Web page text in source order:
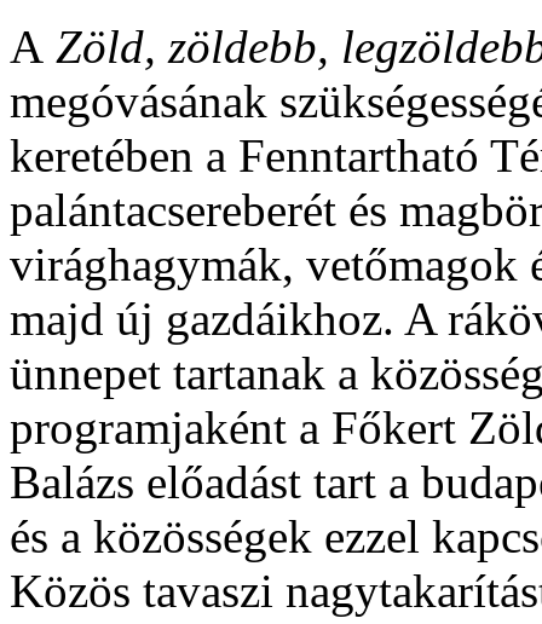
A Zöld, zöldebb,
megóvásának
keretében a Fenntartható
palántacsereberét és
virághagymák, vetőmagok
majd új gazdáikhoz. A
ünnepet tartanak a
programjaként a Főkert
Balázs előadást tart a
és a közösségek ezzel
Közös tavaszi